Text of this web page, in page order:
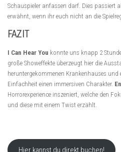
Schauspieler anfassen darf. Dies passiert
erwähnt, wenn ihr euch nicht an die
FAZIT
I Can Hear You konnte uns knapp 2
große Showeffekte überzeugt hier die
heruntergekommenen Krankenhauses
Einfachheit einen immersiven Charakter.
Horrorexperience inszeniert, welche den
und diese mit einem Twist erzählt.
Hier kannst du direkt buchen!